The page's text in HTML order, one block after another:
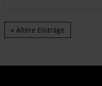
« Ältere Einträge